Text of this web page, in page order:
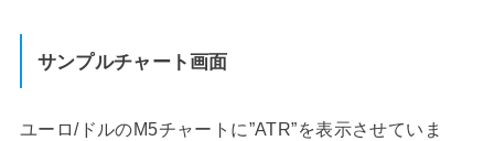
サンプルチャート画面
ユーロ/ドルのM5チャートに”ATR”を表示させていま